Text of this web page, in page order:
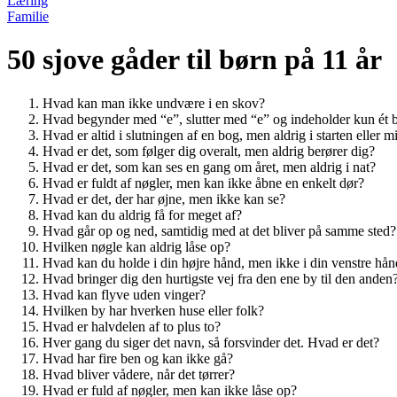
Familie
50 sjove gåder til børn på 11 år
Hvad kan man ikke undvære i en skov?
Hvad begynder med “e”, slutter med “e” og indeholder kun ét
Hvad er altid i slutningen af en bog, men aldrig i starten eller
Hvad er det, som følger dig overalt, men aldrig berører dig?
Hvad er det, som kan ses en gang om året, men aldrig i nat?
Hvad er fuldt af nøgler, men kan ikke åbne en enkelt dør?
Hvad er det, der har øjne, men ikke kan se?
Hvad kan du aldrig få for meget af?
Hvad går op og ned, samtidig med at det bliver på samme sted?
Hvilken nøgle kan aldrig låse op?
Hvad kan du holde i din højre hånd, men ikke i din venstre
Hvad bringer dig den hurtigste vej fra den ene by til den
Hvad kan flyve uden vinger?
Hvilken by har hverken huse eller folk?
Hvad er halvdelen af to plus to?
Hver gang du siger det navn, så forsvinder det. Hvad er det?
Hvad har fire ben og kan ikke gå?
Hvad bliver vådere, når det tørrer?
Hvad er fuld af nøgler, men kan ikke låse op?